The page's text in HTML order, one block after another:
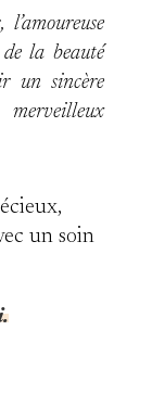
la beauté
un sincère
un soin